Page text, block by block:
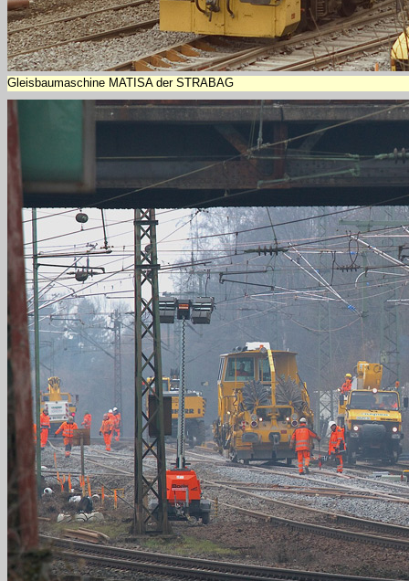
Gleisbaumaschine MATISA der STRABAG